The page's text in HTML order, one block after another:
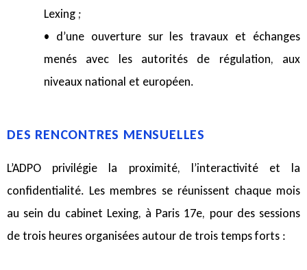
Lexing ;
• d’une ouverture sur les travaux et échanges
menés avec les autorités de régulation, aux
niveaux national et européen.
DES RENCONTRES MENSUELLES
L’ADPO privilégie la proximité, l’interactivité et la
confidentialité. Les membres se réunissent chaque mois
au sein du cabinet Lexing, à Paris 17e, pour des sessions
de trois heures organisées autour de trois temps forts :